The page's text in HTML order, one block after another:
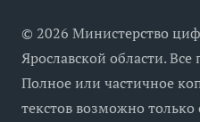
© 2026 Министерство
Ярославской области.
Полное или частичное
текстов возможно